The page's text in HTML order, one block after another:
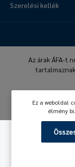
Szerelési kellék
Az árak ÁFA-t
tartalmaznak
Ez a weboldal
élmény